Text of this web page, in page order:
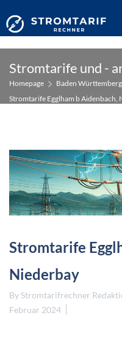
content
Stromtarife und -
Homepage
Baden Württemberg
Stromtarife Egglham b Aidenbach,
Stromtarife
Niederbay
By Stromtarifrechner
Februar 2024